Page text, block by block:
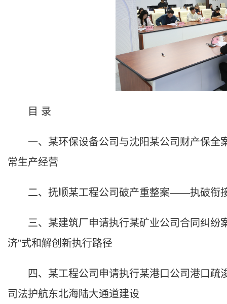
目 录
一、某环保设备公司与沈阳某公司财产保全
常生产经营
二、抚顺某工程公司破产重整案——执破衔接
三、某建筑厂申请执行某矿业公司合同纠纷
济”式和解创新执行路径
四、某工程公司申请执行某港口公司港口疏
司法护航东北海陆大通道建设